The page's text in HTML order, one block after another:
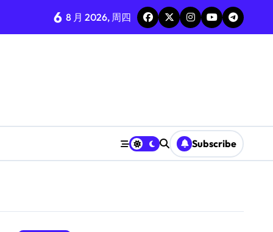
6 8 月 2026, 周四
Subscribe